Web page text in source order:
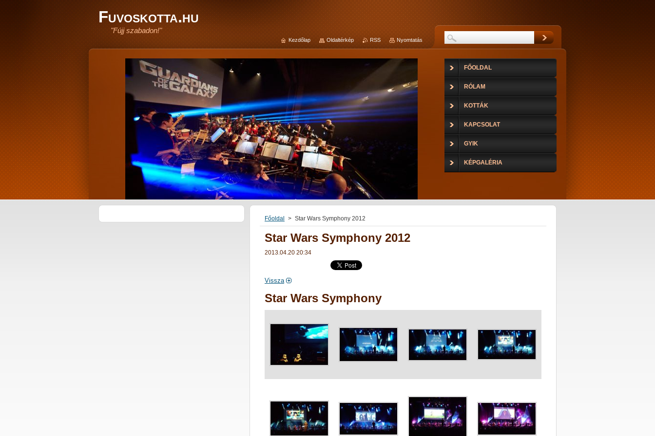
Fuvoskotta.hu
"Fújj szabadon!"
Főoldal > Star Wars Symphony 2012
Star Wars Symphony 2012
2013.04.20 20:34
Vissza
Star Wars Symphony
FŐOLDAL
RÓLAM
KOTTÁK
KAPCSOLAT
GYIK
KÉPGALÉRIA
Kezdőlap Oldaltérkép RSS Nyomtatás